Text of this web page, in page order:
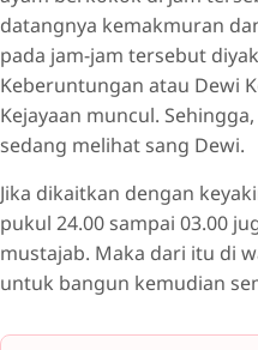
datangnya kemakmuran
pada jam-jam tersebut
Keberuntungan atau Dewi
Kejayaan muncul.
sedang melihat sang Dewi.
Jika dikaitkan dengan
pukul 24.00 sampai 03.00
mustajab. Maka dari itu di
untuk bangun kemudian